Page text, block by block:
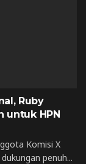
Ruby
untuk HPN
Komisi X
penuh...